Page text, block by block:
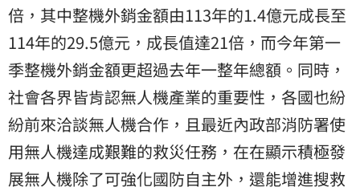
倍，其中整機外銷金額由113年的1.4億元成長至
114年的29.5億元，成長值達21倍，而今年第一
季整機外銷金額更超過去年一整年總額。同時，
社會各界皆肯認無人機產業的重要性，各國也紛
紛前來洽談無人機合作，且最近內政部消防署使
用無人機達成艱難的救災任務，在在顯示積極發
展無人機除了可強化國防自主外，還能增進搜救